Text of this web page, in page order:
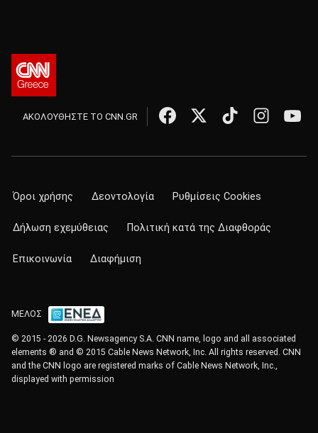
ΑΚΟΛΟΥΘΗΣΤΕ ΤΟ CNN.GR
Όροι χρήσης Δεοντολογία Ρυθμίσεις Cookies
Δήλωση εχεμύθειας Πολιτική κατά της Διαφθοράς
Επικοινωνία Διαφήμιση
ΜΕΛΟΣ
© 2015 - 2026 D.G. Newsagency S.A. CNN name, logo and all associated
elements ® and © 2015 Cable News Network, Inc. All rights reserved. CNN
and the CNN logo are registered marks of Cable News Network, Inc.,
displayed with permission